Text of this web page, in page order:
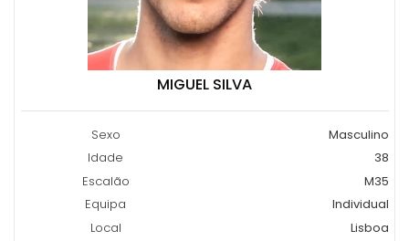
MIGUEL SILVA
Sexo
Masculino
Idade
38
Escalão
M35
Equipa
Individual
Local
Lisboa